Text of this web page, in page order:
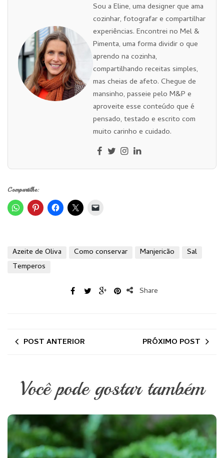
Sou a Eline, uma designer que ama
cozinhar, fotografar e compartilhar
experiências. Encontrei no Mel &
Pimenta, uma forma dividir o que
aprendo na cozinha,
compartilhando receitas simples,
mas cheias de afeto. Chegue de
mansinho, passeie pelo M&P e
aproveite esse conteúdo que é
pensado, testado e escrito com
muito carinho e cuidado.
Compartilhe:
Azeite de Oliva Como conservar Manjericão
Sal
Temperos
Share
POST ANTERIOR PRÓXIMO POST
Você pode gostar também